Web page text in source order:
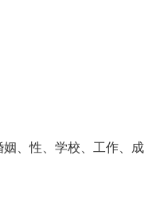
、性、学校、工作、成